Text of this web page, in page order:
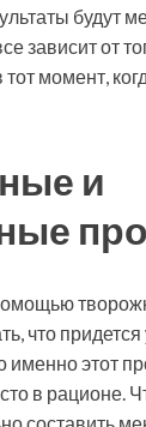
будут
зависит от
момент,
и
что
именно этот
в рационе.